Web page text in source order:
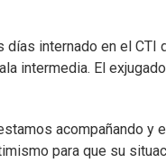
internado en el CTI
intermedia. El
acompañando y
para que su